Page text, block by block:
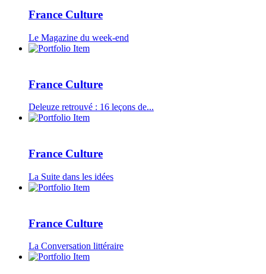
France Culture
Le Magazine du week-end
France Culture
Deleuze retrouvé : 16 leçons de...
France Culture
La Suite dans les idées
France Culture
La Conversation littéraire